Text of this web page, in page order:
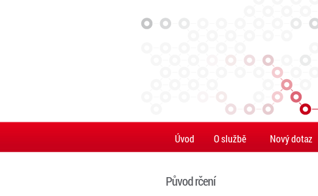
Úvod O službě Nový dotaz
Původ rčení